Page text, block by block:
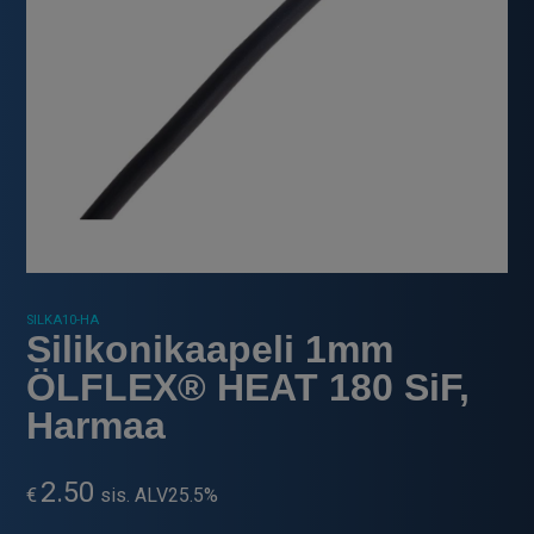
SILKA10-HA
Silikonikaapeli 1mm
ÖLFLEX® HEAT 180 SiF,
Harmaa
€ 2.50 sis. ALV25.5%